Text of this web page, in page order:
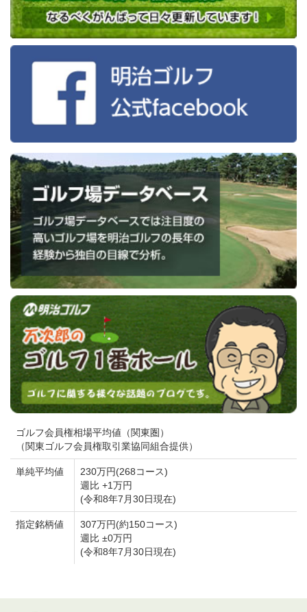
ゴルフ会員権相場平均値（関東圏）
（関東ゴルフ会員権取引業協同組合提供）
単純平均値
230万円(268コース)
週比 +1万円
(令和8年7月30日現在)
指定銘柄値
307万円(約150コース)
週比 ±0万円
(令和8年7月30日現在)